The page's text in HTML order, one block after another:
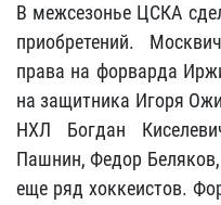
В межсезонье ЦСКА
приобретений.
права на форварда
на защитника Игоря
НХЛ Богдан
Пашнин, Федор
еще ряд хоккеистов.